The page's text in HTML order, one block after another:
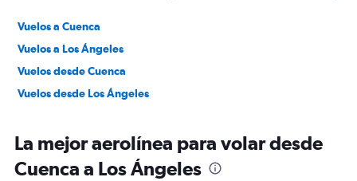
Vuelos a Cuenca
Vuelos a Los Ángeles
Vuelos desde Cuenca
Vuelos desde Los Ángeles
La mejor aerolínea para volar desde
Cuenca a Los Ángeles